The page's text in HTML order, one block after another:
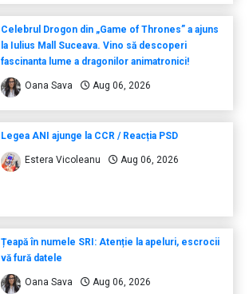
Celebrul Drogon din „Game of Thrones” a ajuns
la Iulius Mall Suceava. Vino să descoperi
fascinanta lume a dragonilor animatronici!
Oana Sava Aug 06, 2026
Legea ANI ajunge la CCR / Reacția PSD
Estera Vicoleanu Aug 06, 2026
Țeapă în numele SRI: Atenție la apeluri, escrocii
vă fură datele
Oana Sava Aug 06, 2026